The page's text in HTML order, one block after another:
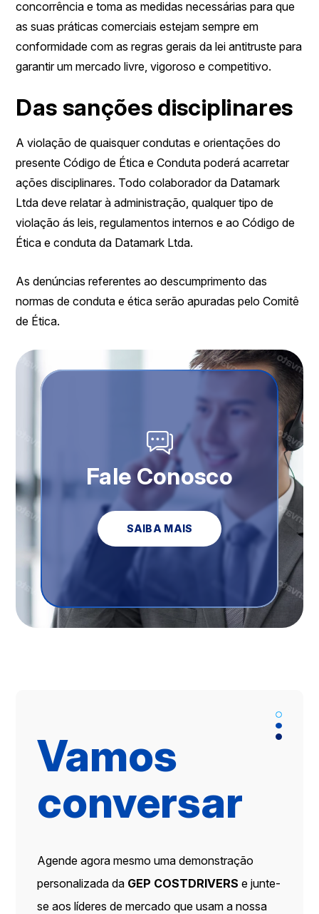
concorrência e toma as medidas necessárias para que
as suas práticas comerciais estejam sempre em
conformidade com as regras gerais da lei antitruste para
garantir um mercado livre, vigoroso e competitivo.
Das sanções disciplinares
A violação de quaisquer condutas e orientações do
presente Código de Ética e Conduta poderá acarretar
ações disciplinares. Todo colaborador da Datamark
Ltda deve relatar à administração, qualquer tipo de
violação ás leis, regulamentos internos e ao Código de
Ética e conduta da Datamark Ltda.
As denúncias referentes ao descumprimento das
normas de conduta e ética serão apuradas pelo Comitê
de Ética.
Fale Conosco
SAIBA MAIS
Vamos
conversar
Agende agora mesmo uma demonstração
personalizada da GEP COSTDRIVERS e junte-
se aos líderes de mercado que usam a nossa